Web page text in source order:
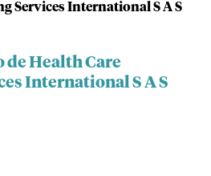
Services International S A S
de Health Care
International S A S